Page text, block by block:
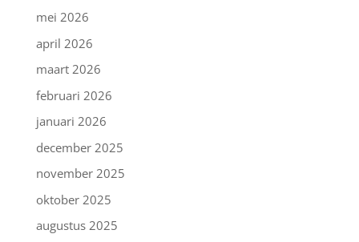
mei 2026
april 2026
maart 2026
februari 2026
januari 2026
december 2025
november 2025
oktober 2025
augustus 2025